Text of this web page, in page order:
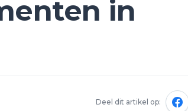
in
Deel dit artikel op: